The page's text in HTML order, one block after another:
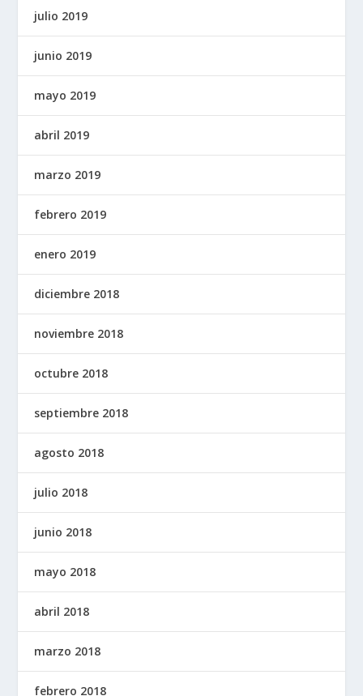
julio 2019
junio 2019
mayo 2019
abril 2019
marzo 2019
febrero 2019
enero 2019
diciembre 2018
noviembre 2018
octubre 2018
septiembre 2018
agosto 2018
julio 2018
junio 2018
mayo 2018
abril 2018
marzo 2018
febrero 2018